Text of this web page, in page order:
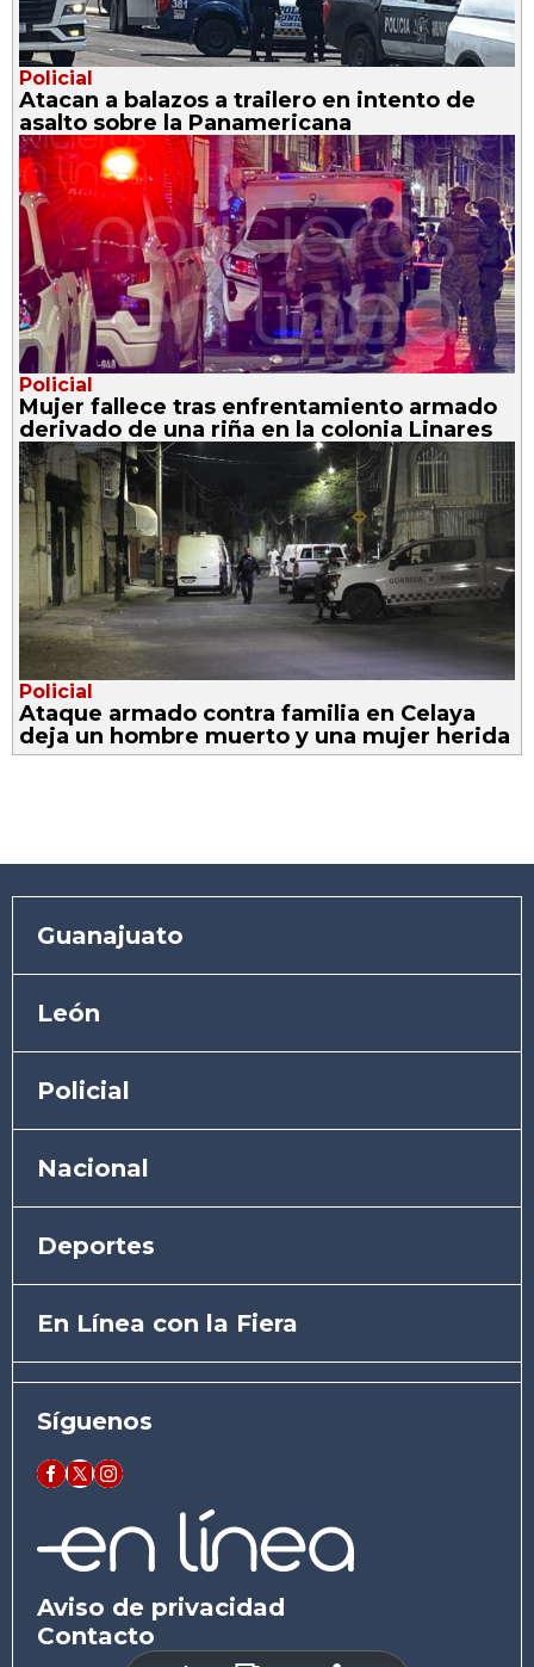
Policial
Atacan a balazos a trailero en intento de
asalto sobre la Panamericana
Policial
Mujer fallece tras enfrentamiento armado
derivado de una riña en la colonia Linares
Policial
Ataque armado contra familia en Celaya
deja un hombre muerto y una mujer herida
Guanajuato
León
Policial
Nacional
Deportes
En Línea con la Fiera
Síguenos
Aviso de privacidad
Contacto